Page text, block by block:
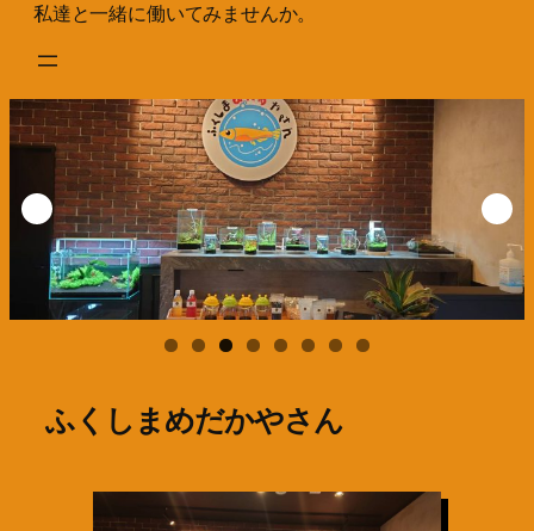
私達と一緒に働いてみませんか。
ふくしまめだかやさん